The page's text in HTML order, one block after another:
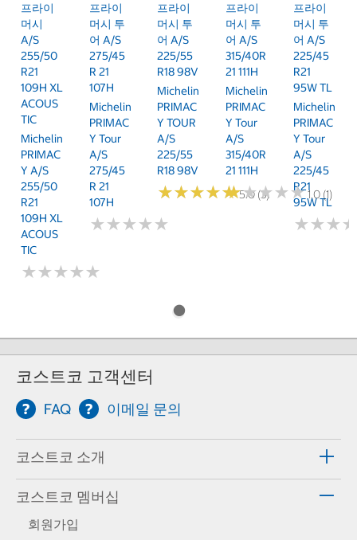
프라이
머시
A/S
255/50
R21
109H XL
ACOUS
TIC
Michelin
PRIMAC
Y A/S
255/50
R21
109H XL
ACOUS
TIC
★★★★★
★★★★★
프라이
머시 투
어 A/S
275/45
R 21
107H
Michelin
PRIMAC
Y Tour
A/S
275/45
R 21
107H
★★★★★
★★★★★
프라이
머시 투
어 A/S
225/55
R18 98V
Michelin
PRIMAC
Y TOUR
A/S
225/55
R18 98V
★★★★★
★★★★★5.0 (3)
프라이
머시 투
어 A/S
315/40R
21 111H
Michelin
PRIMAC
Y Tour
A/S
315/40R
21 111H
★★★★★
★★★★★1.0 (1)
프라이
머시 투
어 A/S
225/45
R21
95W TL
Michelin
PRIMAC
Y Tour
A/S
225/45
R21
95W TL
★★★
★★★
코스트코 고객센터
FAQ 이메일 문의
코스트코 소개
코스트코 멤버십
회원가입